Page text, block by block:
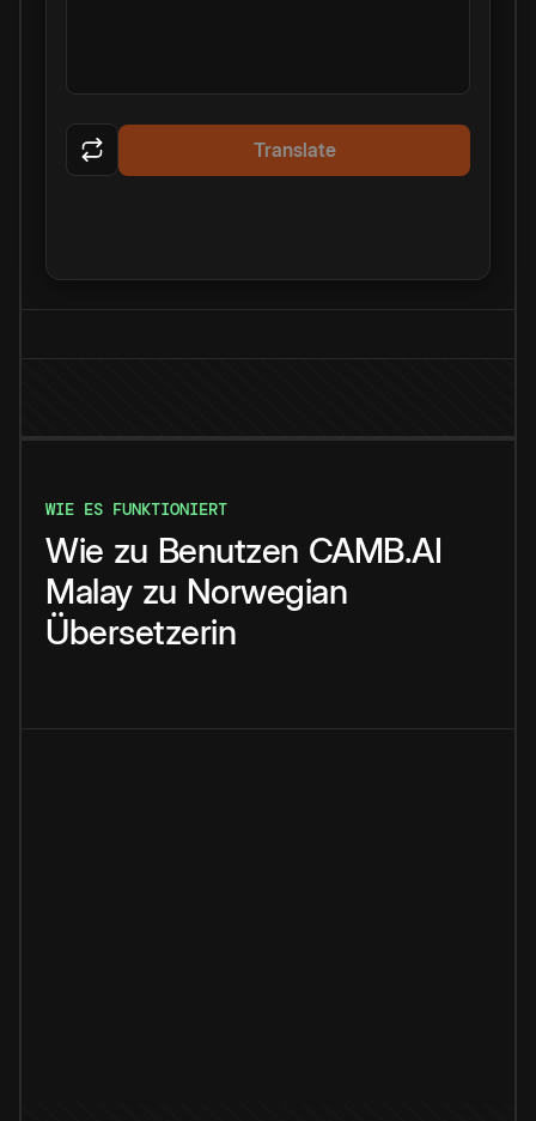
Translate
WIE ES FUNKTIONIERT
Wie zu Benutzen CAMB.AI
Malay zu Norwegian
Übersetzerin